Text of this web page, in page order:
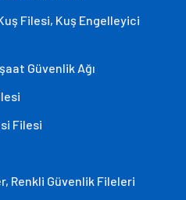
Filesi, Kuş Engelleyici
Güvenlik Ağı
Filesi
Renkli Güvenlik Fileleri